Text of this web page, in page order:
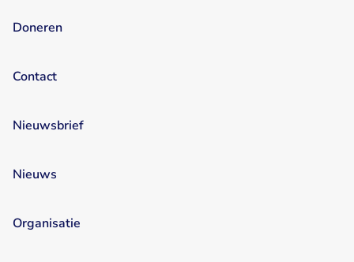
Doneren
Contact
Nieuwsbrief
Nieuws
Organisatie